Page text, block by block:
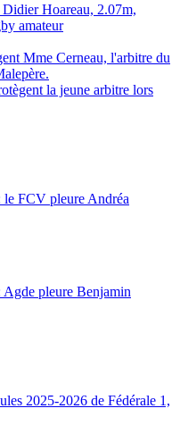
Didier Hoareau, 2.07m,
amateur
la jeune arbitre lors
le FCV pleure Andréa
Agde pleure Benjamin
2025-2026 de Fédérale 1,